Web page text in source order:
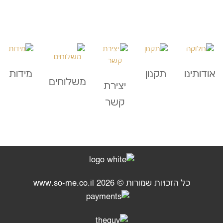
אודותינו
תקנון
יצירת
קשר
משלוחים
מידות
כל הזכויות שמורות © 2026 www.so-me.co.il